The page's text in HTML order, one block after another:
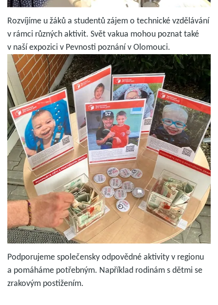
Rozvíjíme u žáků a studentů zájem o technické vzdělávání
v rámci různých aktivit. Svět vakua mohou poznat také
v naší expozici v Pevnosti poznání v Olomouci.
Podporujeme společensky odpovědné aktivity v regionu
a pomáháme potřebným. Například rodinám s dětmi se
zrakovým postižením.